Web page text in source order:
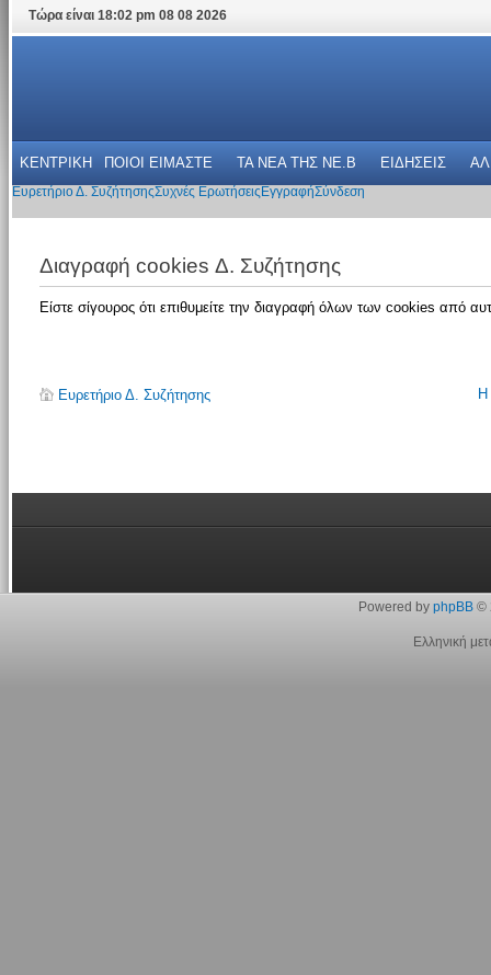
Τώρα είναι 18:02 pm 08 08 2026
ΚΕΝΤΡΙΚΗ ΠΟΙΟΙ ΕΙΜΑΣΤΕ ΤΑ ΝΕΑ THΣ NE.B ΕΙΔΗΣΕΙΣ
Ευρετήριο Δ. ΣυζήτησηςΣυχνές Ερωτήσεις ΕγγραφήΣύνδεση
Διαγραφή cookies Δ. Συζήτησης
Είστε σίγουρος ότι επιθυμείτε την διαγραφή όλων των cookies από
Ευρετήριο Δ. Συζήτησης Η
Powered by phpBB©
Ελληνική